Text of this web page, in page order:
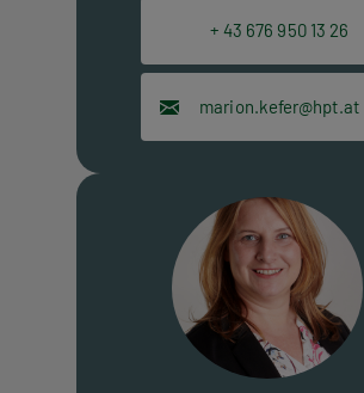
+ 43 676 950 13 26
marion.kefer@hpt.at